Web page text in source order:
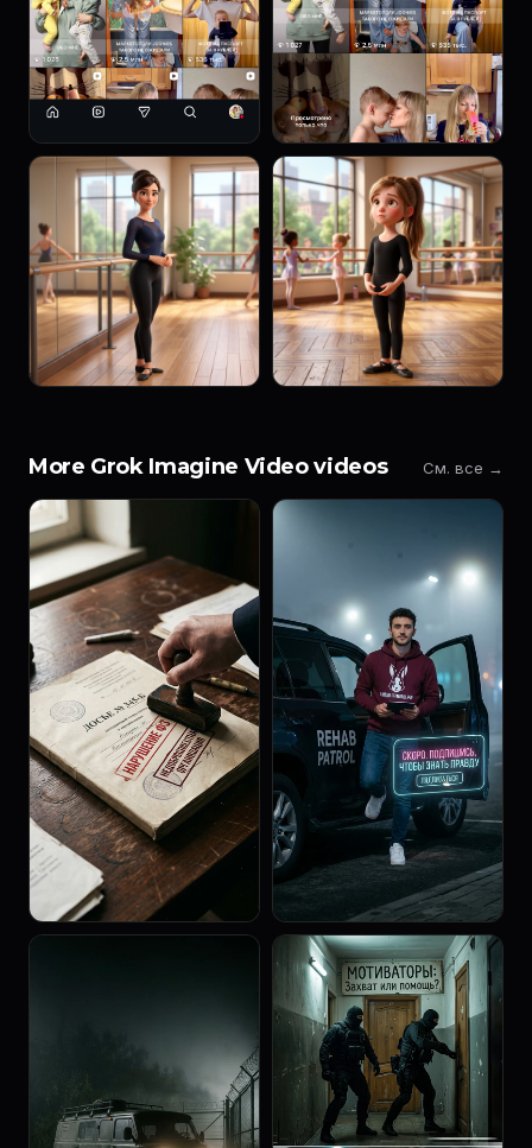
More Grok Imagine Video videos См. все →